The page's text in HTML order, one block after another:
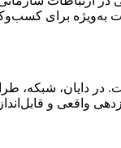
برای
واقعی و